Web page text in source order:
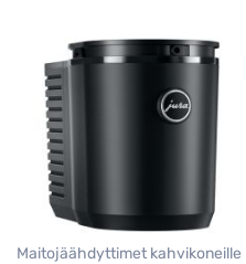
Maitojäähdyttimet kahvikoneille